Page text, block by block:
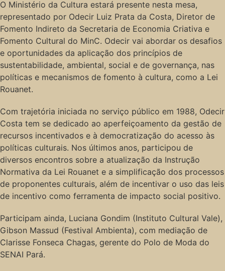
O Ministério da Cultura estará presente nesta mesa,
representado por Odecir Luiz Prata da Costa, Diretor de
Fomento Indireto da Secretaria de Economia Criativa e
Fomento Cultural do MinC. Odecir vai abordar os desafios
e oportunidades da aplicação dos princípios de
sustentabilidade, ambiental, social e de governança, nas
políticas e mecanismos de fomento à cultura, como a Lei
Rouanet.
Com trajetória iniciada no serviço público em 1988, Odecir
Costa tem se dedicado ao aperfeiçoamento da gestão de
recursos incentivados e à democratização do acesso às
políticas culturais. Nos últimos anos, participou de
diversos encontros sobre a atualização da Instrução
Normativa da Lei Rouanet e a simplificação dos processos
de proponentes culturais, além de incentivar o uso das leis
de incentivo como ferramenta de impacto social positivo.
Participam ainda, Luciana Gondim (Instituto Cultural Vale),
Gibson Massud (Festival Ambienta), com mediação de
Clarisse Fonseca Chagas, gerente do Polo de Moda do
SENAI Pará.